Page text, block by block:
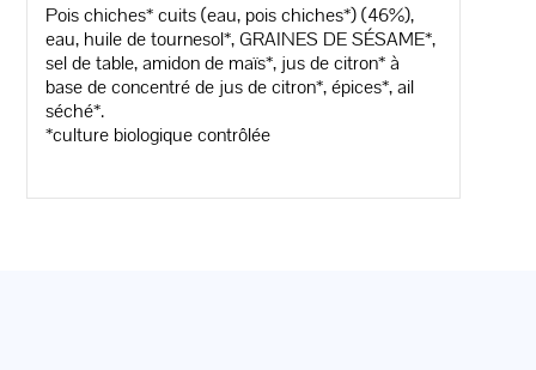
Pois chiches* cuits (eau, pois chiches*) (46%),
eau, huile de tournesol*, GRAINES DE SÉSAME*,
sel de table, amidon de maïs*, jus de citron* à
base de concentré de jus de citron*, épices*, ail
séché*.
*culture biologique contrôlée